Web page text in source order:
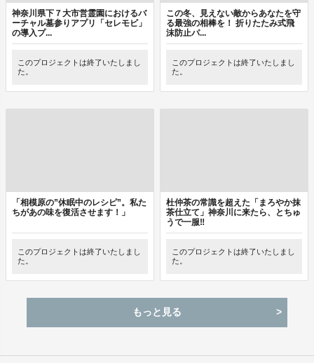
神奈川県下７大市営霊園におけるバ
ーチャル墓参りアプリ「セレモビ」
の導入プ...
このプロジェクトは終了いたしまし
た。
この冬、見えない敵からあなたを守
る最強の相棒を！ 折りたたみ式飛
沫防止パ...
このプロジェクトは終了いたしまし
た。
「相模原の”休眠中のレシピ”。私た
ちがあの味を復活させます！」
このプロジェクトは終了いたしまし
た。
杜仲茶の常識を超えた「まろやか抹
茶仕立て」神奈川に来たら、とちゅ
うで一服‼
このプロジェクトは終了いたしまし
た。
もっと見る